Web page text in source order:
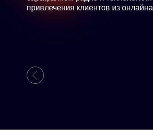
привлечения клиентов из онлайна